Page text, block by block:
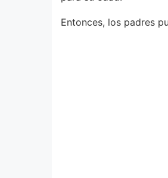
Entonces, los padres